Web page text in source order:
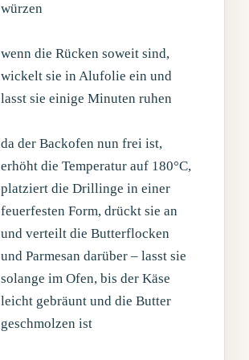
würzen
wenn die Rücken soweit sind,
wickelt sie in Alufolie ein und
lasst sie einige Minuten ruhen
da der Backofen nun frei ist,
erhöht die Temperatur auf 180°C,
platziert die Drillinge in einer
feuerfesten Form, drückt sie an
und verteilt die Butterflocken
und Parmesan darüber – lasst sie
solange im Ofen, bis der Käse
leicht gebräunt und die Butter
geschmolzen ist